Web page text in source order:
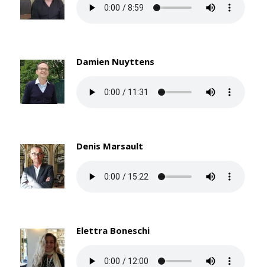
Damien Nuyttens
Denis Marsault
Elettra Boneschi